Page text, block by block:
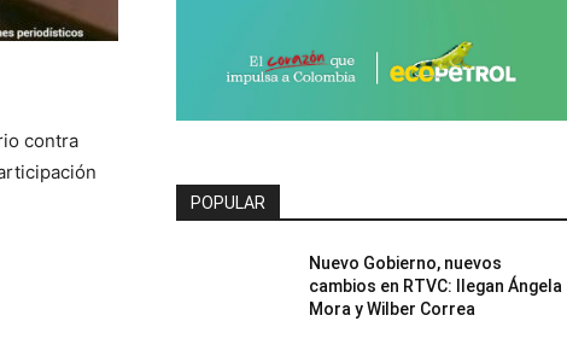
contra
POPULAR
Nuevo Gobierno, nuevos
cambios en RTVC: llegan Ángela
Mora y Wilber Correa